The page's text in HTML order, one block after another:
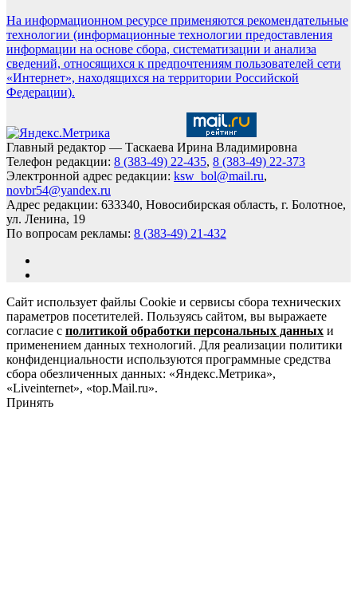
На информационном ресурсе применяются рекомендательные
технологии (информационные технологии предоставления
информации на основе сбора, систематизации и анализа
сведений, относящихся к предпочтениям пользователей сети
«Интернет», находящихся на территории Российской
Федерации).
Главный редактор — Таскаева Ирина Владимировна
Телефон редакции: 8 (383-49) 22-435, 8 (383-49) 22-373
Электронной адрес редакции: ksw_bol@mail.ru,
novbr54@yandex.ru
Адрес редакции: 633340, Новосибирская область, г. Болотное,
ул. Ленина, 19
По вопросам рекламы: 8 (383-49) 21-432
Сайт использует файлы Cookie и сервисы сбора технических
параметров посетителей. Пользуясь сайтом, вы выражаете
согласие с политикой обработки персональных данных и
применением данных технологий. Для реализации политики
конфиденциальности используются программные средства
сбора обезличенных данных: «Яндекс.Метрика»,
«Liveinternet», «top.Mail.ru».
Принять